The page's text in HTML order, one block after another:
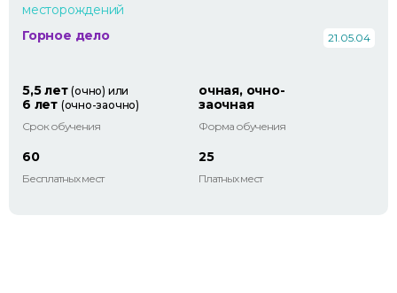
месторождений
Горное дело
21.05.04
5,5 лет(очно) или
6 лет (очно-заочно)
Срок обучения
очная, очно-
заочная
Форма обучения
60
Бесплатных мест
25
Платных мест